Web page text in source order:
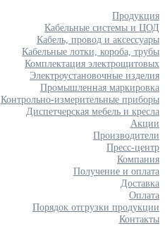
Продукция
Кабельные системы и ЦОД
Кабель, провод и аксессуары
Кабельные лотки, короба, трубы
Комплектация электрощитовых
Электроустановочные изделия
Промышленная маркировка
Контрольно-измерительные приборы
Диспетчерская мебель и кресла
Акции
Производители
Пресс-центр
Компания
Получение и оплата
Доставка
Оплата
Порядок отгрузки продукции
Контакты